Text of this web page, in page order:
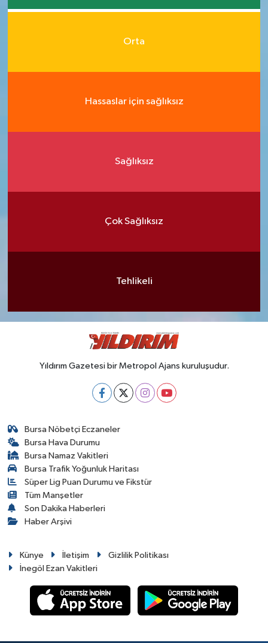
Orta
Hassaslar için sağlıksız
Sağlıksız
Çok Sağlıksız
Tehlikeli
Yıldırım Gazetesi bir Metropol Ajans kuruluşudur.
Bursa Nöbetçi Eczaneler
Bursa Hava Durumu
Bursa Namaz Vakitleri
Bursa Trafik Yoğunluk Haritası
Süper Lig Puan Durumu ve Fikstür
Tüm Manşetler
Son Dakika Haberleri
Haber Arşivi
Künye İletişim
Gizlilik Politikası
İnegöl Ezan Vakitleri